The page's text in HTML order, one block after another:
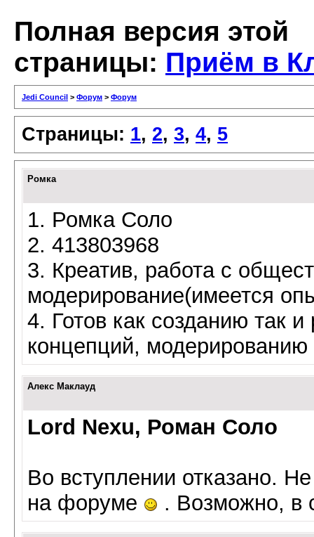
Полная версия этой
страницы: Приём в
Jedi Council > Форум > Форум
Страницы: 1, 2, 3, 4, 5
Ромка
1. Ромка Соло
2. 413803968
3. Креатив, работа с
модерирование(имеется
4. Готов как созданию так
концепций,
Алекс Маклауд
Lord Nexu, Роман Соло
Во вступлении отказано.
на форуме
. Возможно, в